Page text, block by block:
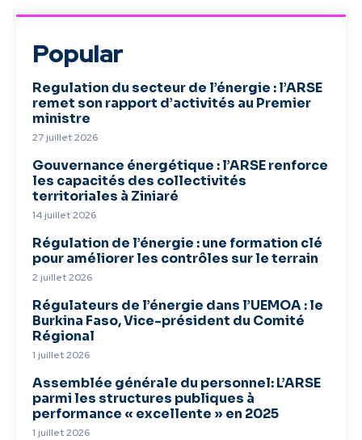
Popular
Regulation du secteur de l’énergie : l’ARSE
remet son rapport d’activités au Premier
ministre
27 juillet 2026
Gouvernance énergétique : l’ARSE renforce
les capacités des collectivités
territoriales à Ziniaré
14 juillet 2026
Régulation de l’énergie : une formation clé
pour améliorer les contrôles sur le terrain
2 juillet 2026
Régulateurs de l’énergie dans l’UEMOA : le
Burkina Faso, Vice-président du Comité
Régional
1 juillet 2026
Assemblée générale du personnel: L’ARSE
parmi les structures publiques à
performance « excellente » en 2025
1 juillet 2026